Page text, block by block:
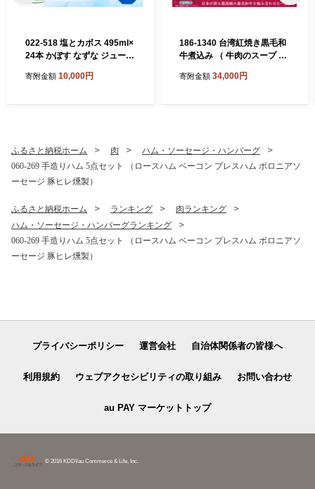
022-518 塩とカボス 495ml×
24本 かぼす なずな ジュース
寄附金額 10,000円
186-1340 台湾紅焼き黒毛和
牛煮込み （ 牛肉のスープ ）
ク にく 牛肉 牛 黒毛和牛 和
寄附金額 34,000円
ふるさと納税ホーム 肉
ハム・ソーセージ・ハンバーグ
060-269 手造りハム 5点セット （ロースハム ベーコン プレスハム ボロニアソ
ーセージ 豚ヒレ燻製）
ふるさと納税ホーム ランキング
肉ランキング
ハム・ソーセージ・ハンバーグランキング
060-269 手造りハム 5点セット （ロースハム ベーコン プレスハム ボロニアソ
ーセージ 豚ヒレ燻製）
プライバシーポリシー 運営会社 自治体関係者の皆様へ
利用規約 ウェブアクセシビリティの取り組み お問い合わせ
au PAY マーケットトップ
© 2016 KDDI/au Commerce & Life, Inc.